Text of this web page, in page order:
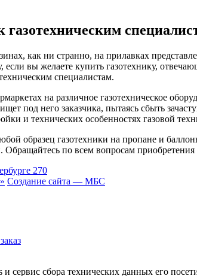
газотехническим
как ни странно, на прилавках
если вы желаете купить газотехнику,
специалистам.
на различное газотехническое
под него заказчика, пытаясь сбыть
и технических особенностях газовой
образец газотехники на пропане и
Обращайтесь по всем вопросам
Создание сайта — МБС
сервис сбора технических данных его